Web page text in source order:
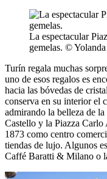
La espectacular
gemelas. ©
Turín regala muchas
uno de esos regalos es
hacia las bóvedas de
conserva en su interior el
admirando la belleza de la
Castello y la Piazza Carlo
1873 como centro
tiendas de lujo. Algunos
Caffé Baratti & Milano o